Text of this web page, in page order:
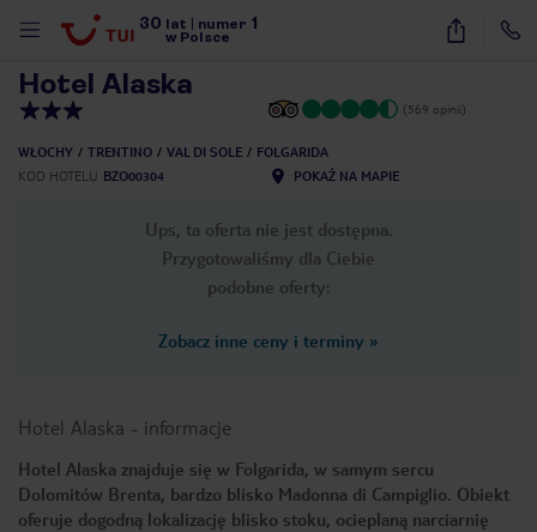
30 lat numer 1
w Polsce
10
Hotel Alaska
(569 opinii)
WŁOCHY TRENTINO VAL DI SOLE
FOLGARIDA
KOD HOTELU BZO00304 POKAŻ NA MAPIE
Ups, ta oferta nie jest dostępna.
Przygotowaliśmy dla Ciebie
podobne oferty:
Zobacz inne ceny i terminy »
Hotel Alaska - informacje
Hotel Alaska znajduje się w Folgarida, w samym sercu
Dolomitów Brenta, bardzo blisko Madonna di Campiglio. Obiekt
oferuje dogodną lokalizację blisko stoku, ocieplaną narciarnię